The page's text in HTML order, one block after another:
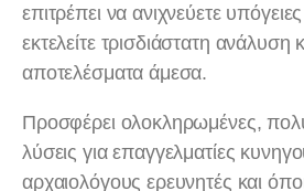
επιτρέπει να ανιχνεύετε
εκτελείτε τρισδιάστατη ανάλυση
αποτελέσματα άμεσα.
Προσφέρει ολοκληρωμένες,
λύσεις για επαγγελματίες
αρχαιολόγους ερευνητές και